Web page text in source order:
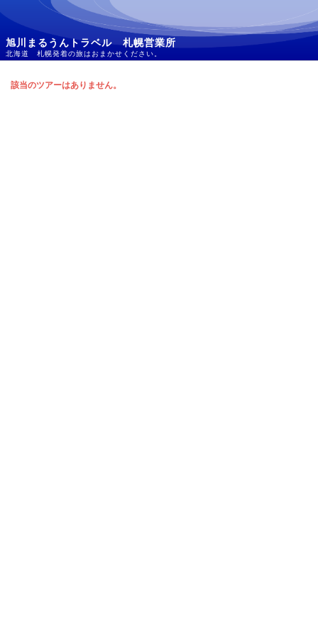
旭川まるうんトラベル 札幌営業所
北海道 札幌発着の旅はおまかせください。